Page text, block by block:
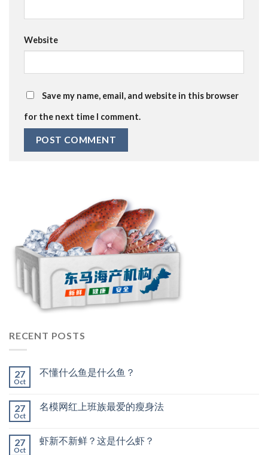
Website
Save my name, email, and website in this browser
for the next time I comment.
RECENT POSTS
27
Oct
不懂什么鱼是什么鱼？
27
Oct
名模网红上班族最爱的瘦身法
27
Oct
虾新不新鲜？这是什么虾？